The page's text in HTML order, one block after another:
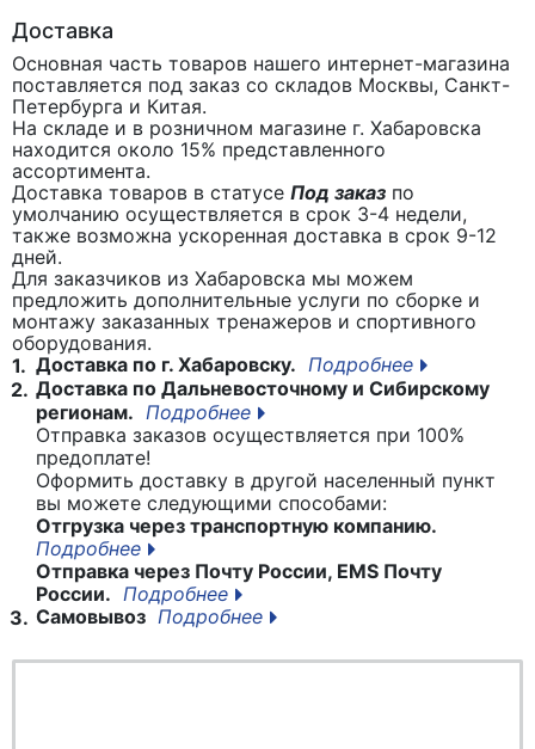
Доставка
Основная часть товаров нашего интернет-магазина
поставляется под заказ со складов Москвы, Санкт-
Петербурга и Китая.
На складе и в розничном магазине г. Хабаровска
находится около 15% представленного
ассортимента.
Доставка товаров в статусе Под заказ по
умолчанию осуществляется в срок 3-4 недели,
также возможна ускоренная доставка в срок 9-12
дней.
Для заказчиков из Хабаровска мы можем
предложить дополнительные услуги по сборке и
монтажу заказанных тренажеров и спортивного
оборудования.
1. Доставка по г. Хабаровску. Подробнее
2. Доставка по Дальневосточному и Сибирскому
регионам. Подробнее
Отправка заказов осуществляется при 100%
предоплате!
Оформить доставку в другой населенный пункт
вы можете следующими способами:
Отгрузка через транспортную компанию.
Подробнее
Отправка через Почту России, EMS Почту
России. Подробнее
3. Самовывоз Подробнее